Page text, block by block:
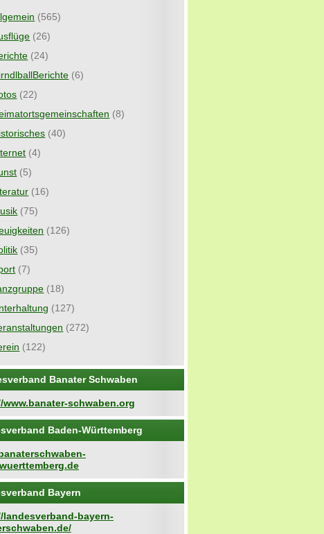
(565)
(26)
(24)
(6)
(22)
(8)
(40)
(4)
(5)
(16)
(75)
(126)
(35)
(7)
(18)
(127)
(272)
(122)
Banater Schwaben
schwaben.org
Baden-Württemberg
Bayern
landesverband-bayern-